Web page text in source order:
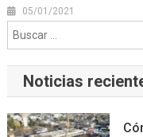
05/01/2021
Noticias